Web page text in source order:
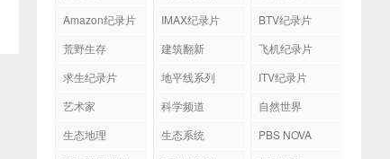
Amazon纪录片
IMAX纪录片
BTV纪录片
荒野生存
建筑翻新
飞机纪录片
求生纪录片
地平线系列
ITV纪录片
艺术家
科学频道
自然世界
生态地理
生态系统
PBS NOVA